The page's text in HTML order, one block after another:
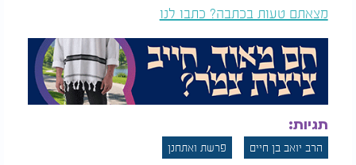
מצאתם טעות בכתבה? כתבו לנו
תגיות:
הרב יואב בן חיים פרשת ואתחנן